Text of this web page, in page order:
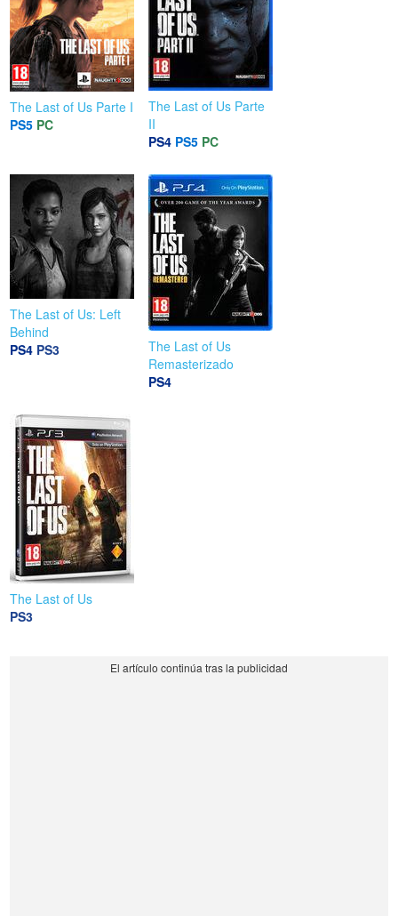
The Last of Us Parte I
PS5 PC
The Last of Us Parte
II
PS4 PS5 PC
The Last of Us: Left
Behind
PS4 PS3
The Last of Us
Remasterizado
PS4
The Last of Us
PS3